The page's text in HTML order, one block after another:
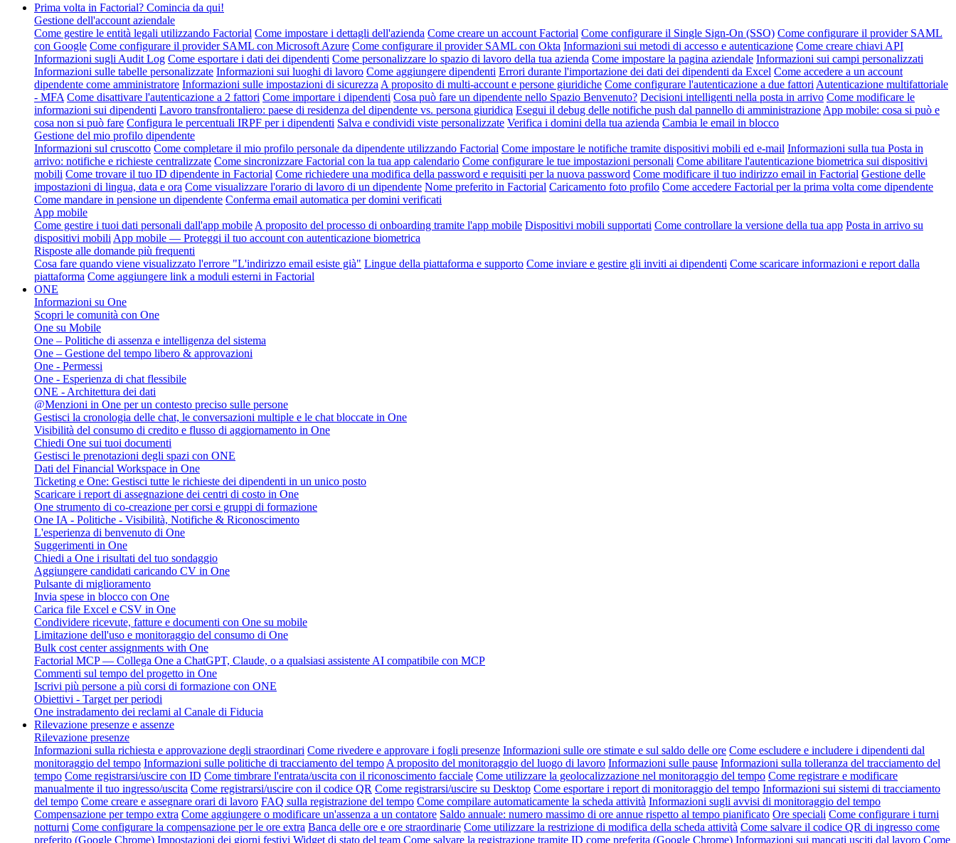
Prima volta in Factorial? Comincia da qui!
Gestione dell'account aziendale
Come gestire le entità legali utilizzando Factorial Come impostare i dettagli dell'azienda Come creare un account Factorial Come configurare il Single Sign-On (SSO) Come configurare il provider SAML
con Google Come configurare il provider SAML con Microsoft Azure Come configurare il provider SAML con Okta Informazioni sui metodi di accesso e autenticazione Come creare chiavi API
Informazioni sugli Audit Log Come esportare i dati dei dipendenti Come personalizzare lo spazio di lavoro della tua azienda Come impostare la pagina aziendale Informazioni sui campi personalizzati
Informazioni sulle tabelle personalizzate Informazioni sui luoghi di lavoro Come aggiungere dipendenti Errori durante l'importazione dei dati dei dipendenti da Excel Come accedere a un account
dipendente come amministratore Informazioni sulle impostazioni di sicurezza A proposito di multi-account e persone giuridiche Come configurare l'autenticazione a due fattori Autenticazione multifattoriale
- MFA Come disattivare l'autenticazione a 2 fattori Come importare i dipendenti Cosa può fare un dipendente nello Spazio Benvenuto? Decisioni intelligenti nella posta in arrivo Come modificare le
informazioni sui dipendenti Lavoro transfrontaliero: paese di residenza del dipendente vs. persona giuridica Esegui il debug delle notifiche push dal pannello di amministrazione App mobile: cosa si può e
cosa non si può fare Configura le percentuali IRPF per i dipendenti Salva e condividi viste personalizzate Verifica i domini della tua azienda Cambia le email in blocco
Gestione del mio profilo dipendente
Informazioni sul cruscotto Come completare il mio profilo personale da dipendente utilizzando Factorial Come impostare le notifiche tramite dispositivi mobili ed e-mail Informazioni sulla tua Posta in
arrivo: notifiche e richieste centralizzate Come sincronizzare Factorial con la tua app calendario Come configurare le tue impostazioni personali Come abilitare l'autenticazione biometrica sui dispositivi
mobili Come trovare il tuo ID dipendente in Factorial Come richiedere una modifica della password e requisiti per la nuova password Come modificare il tuo indirizzo email in Factorial Gestione delle
impostazioni di lingua, data e ora Come visualizzare l'orario di lavoro di un dipendente Nome preferito in Factorial Caricamento foto profilo Come accedere Factorial per la prima volta come dipendente
Come mandare in pensione un dipendente Conferma email automatica per domini verificati
App mobile
Come gestire i tuoi dati personali dall'app mobile A proposito del processo di onboarding tramite l'app mobile Dispositivi mobili supportati Come controllare la versione della tua app Posta in arrivo su
dispositivi mobili App mobile — Proteggi il tuo account con autenticazione biometrica
Risposte alle domande più frequenti
Cosa fare quando viene visualizzato l'errore "L'indirizzo email esiste già" Lingue della piattaforma e supporto Come inviare e gestire gli inviti ai dipendenti Come scaricare informazioni e report dalla
piattaforma Come aggiungere link a moduli esterni in Factorial
ONE
Informazioni su One
Scopri le comunità con One
One su Mobile
One – Politiche di assenza e intelligenza del sistema
One – Gestione del tempo libero & approvazioni
One - Permessi
One - Esperienza di chat flessibile
ONE - Architettura dei dati
@Menzioni in One per un contesto preciso sulle persone
Gestisci la cronologia delle chat, le conversazioni multiple e le chat bloccate in One
Visibilità del consumo di credito e flusso di aggiornamento in One
Chiedi One sui tuoi documenti
Gestisci le prenotazioni degli spazi con ONE
Dati del Financial Workspace in One
Ticketing e One: Gestisci tutte le richieste dei dipendenti in un unico posto
Scaricare i report di assegnazione dei centri di costo in One
One strumento di co-creazione per corsi e gruppi di formazione
One IA - Politiche - Visibilità, Notifiche & Riconoscimento
L'esperienza di benvenuto di One
Suggerimenti in One
Chiedi a One i risultati del tuo sondaggio
Aggiungere candidati caricando CV in One
Pulsante di miglioramento
Invia spese in blocco con One
Carica file Excel e CSV in One
Condividere ricevute, fatture e documenti con One su mobile
Limitazione dell'uso e monitoraggio del consumo di One
Bulk cost center assignments with One
Factorial MCP — Collega One a ChatGPT, Claude, o a qualsiasi assistente AI compatibile con MCP
Commenti sul tempo del progetto in One
Iscrivi più persone a più corsi di formazione con ONE
Obiettivi - Target per periodi
One instradamento dei reclami al Canale di Fiducia
Rilevazione presenze e assenze
Rilevazione presenze
Informazioni sulla richiesta e approvazione degli straordinari Come rivedere e approvare i fogli presenze Informazioni sulle ore stimate e sul saldo delle ore Come escludere e includere i dipendenti dal
monitoraggio del tempo Informazioni sulle politiche di tracciamento del tempo A proposito del monitoraggio del luogo di lavoro Informazioni sulle pause Informazioni sulla tolleranza del tracciamento del
tempo Come registrarsi/uscire con ID Come timbrare l'entrata/uscita con il riconoscimento facciale Come utilizzare la geolocalizzazione nel monitoraggio del tempo Come registrare e modificare
manualmente il tuo ingresso/uscita Come registrarsi/uscire con il codice QR Come registrarsi/uscire su Desktop Come esportare i report di monitoraggio del tempo Informazioni sui sistemi di tracciamento
del tempo Come creare e assegnare orari di lavoro FAQ sulla registrazione del tempo Come compilare automaticamente la scheda attività Informazioni sugli avvisi di monitoraggio del tempo
Compensazione per tempo extra Come aggiungere o modificare un'assenza a un contatore Saldo annuale: numero massimo di ore annue rispetto al tempo pianificato Ore speciali Come configurare i turni
notturni Come configurare la compensazione per le ore extra Banca delle ore e ore straordinarie Come utilizzare la restrizione di modifica della scheda attività Come salvare il codice QR di ingresso come
preferito (Google Chrome) Impostazioni dei giorni festivi Widget di stato del team Come salvare la registrazione tramite ID come preferita (Google Chrome) Informazioni sui mancati usciti dal lavoro Come